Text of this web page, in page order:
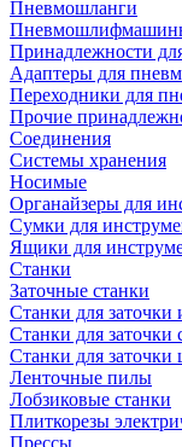
Пневмошланги
Принадлежности
Адаптеры для
Переходники для
Прочие
Соединения
Системы хранения
Носимые
Органайзеры для
Сумки для
Ящики для
Станки
Заточные станки
Станки для заточки
Станки для заточки
Станки для заточки
Ленточные пилы
Лобзиковые станки
Плиткорезы
Прессы